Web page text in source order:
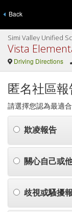
Back
Simi Valley Unified
Vista
Driving Directions
匿名社區報
請選擇您認為最適合
欺凌報告
關心自己或
歧視或騷擾